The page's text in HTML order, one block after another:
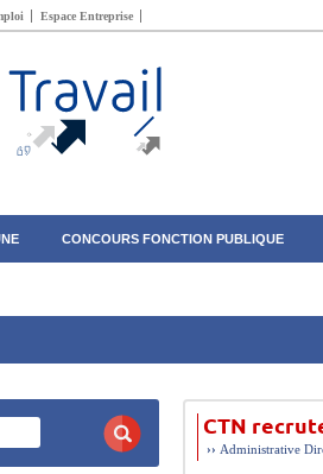
Espace Entreprise
CONCOURS FONCTION PUBLIQUE
CTN
›› Administrative